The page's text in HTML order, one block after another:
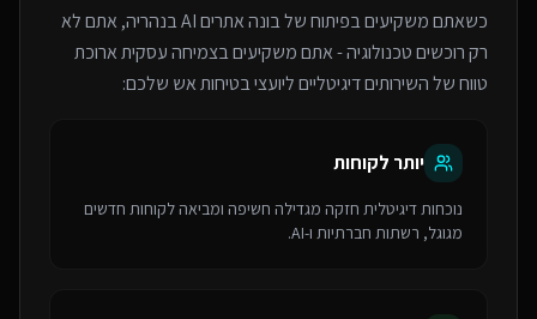
כשאתם משקיעים בפיתוח שלבונה אתרים AI בנהריה, אתם לא
רק רוכשים טכנולוגיה - אתם משקיעים בצמיחה עסקית ארוכת
טווח של השירותים דיגיטליים ליועצי בטיחות אש שלכם:
יותר לקוחות
נוכחות דיגיטלית חזקה מגדילה חשיפה ומביאה לקוחות חדשים
מגוגל, רשתות חברתיות ו-AI.